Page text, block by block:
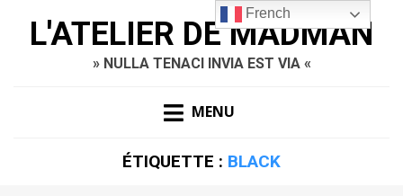
L'ATELIER DE MADMAN
» NULLA TENACI INVIA EST VIA «
MENU
ÉTIQUETTE : BLACK
French